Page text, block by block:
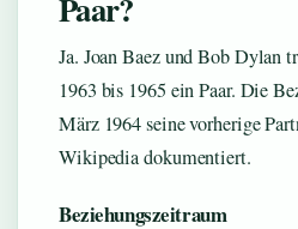
Ja. Joan Baez und Bob Dylan
1963 bis 1965 ein Paar. Die
März 1964 seine vorherige
Wikipedia dokumentiert.
Beziehungszeitraum